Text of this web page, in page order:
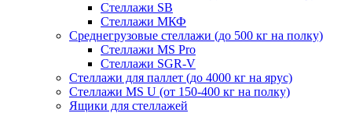
Стеллажи SB
Стеллажи МКФ
Среднегрузовые стеллажи (до 500 кг на полку)
Стеллажи MS Pro
Стеллажи SGR-V
Стеллажи для паллет (до 4000 кг на ярус)
Стеллажи MS U (от 150-400 кг на полку)
Ящики для стеллажей